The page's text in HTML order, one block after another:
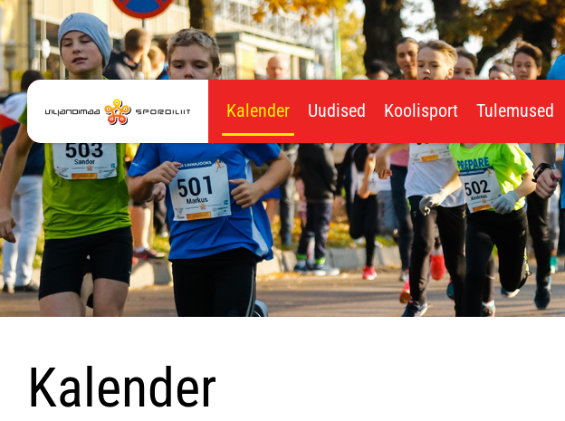
Kalender Uudised Koolisport Tulemused
Kalender